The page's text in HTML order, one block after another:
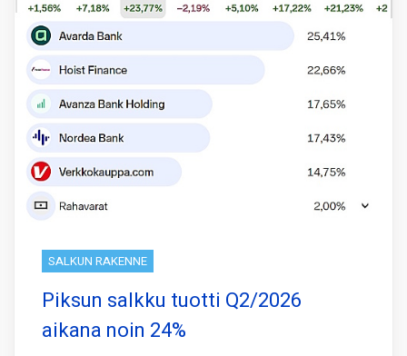
SALKUN RAKENNE
Piksun salkku tuotti Q2/2026
aikana noin 24%